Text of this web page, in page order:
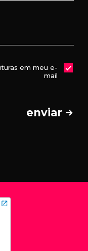
em meu e-
mail
enviar